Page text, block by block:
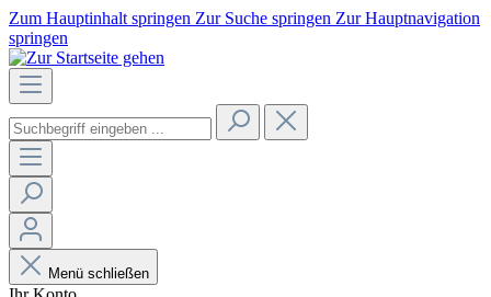
Zum Hauptinhalt springen Zur Suche springen Zur Hauptnavigation
springen
Menü schließen